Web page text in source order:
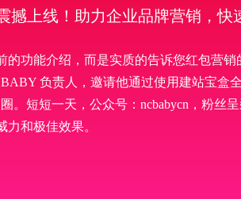
撼上线！助力企业品牌营销，快
的功能介绍，而是实质的告诉您红包营销
负责人，邀请他通过使用建站宝盒
。短短一天，公众号：ncbabycn，粉丝
和极佳效果。